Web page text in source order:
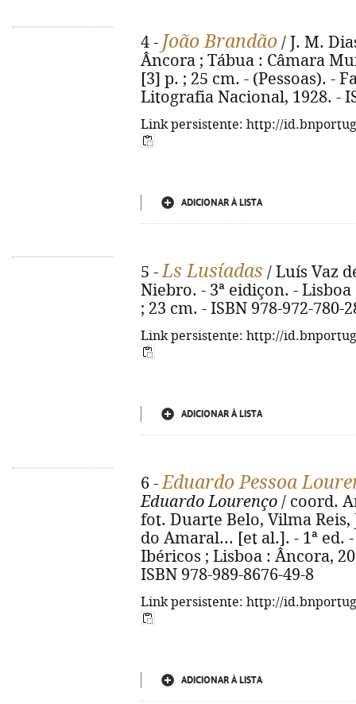
4 - João Brandão / J. M.
Âncora ; Tábua : Câmara
[3] p. ; 25 cm. - (Pessoas). -
Litografia Nacional, 1928. -
Link persistente: http://
ADICIONAR À LISTA
5 -Ls Lusíadas / Luís Vaz
Niebro. - 3ª eidiçon. -
; 23 cm. - ISBN 978-972-780-
Link persistente: http://
ADICIONAR À LISTA
6 -Eduardo Pessoa
Eduardo Lourenço / coord.
fot. Duarte Belo, Vilma Reis,
do Amaral... [et al.]. - 1ª ed.
Ibéricos ; Lisboa : Âncora,
ISBN 978-989-8676-49-8
Link persistente: http://
ADICIONAR À LISTA